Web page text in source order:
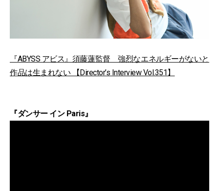
『ABYSS アビス』須藤蓮監督 強烈なエネルギーがないと
作品は生まれない 【Director’s Interview Vol.351】
『ダンサー イン Paris』